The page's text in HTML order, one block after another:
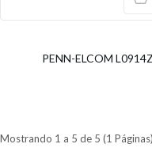
PENN-ELCOM
Mostrando 1 a 5 de 5 (1 Páginas)